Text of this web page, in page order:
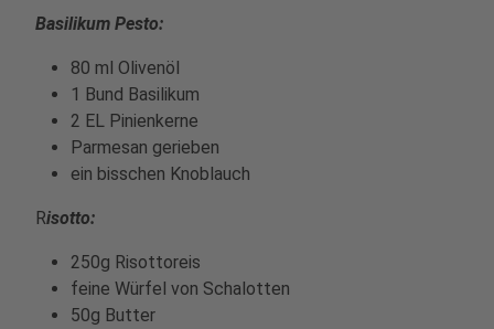
Basilikum Pesto:
80 ml Olivenöl
1 Bund Basilikum
2 EL Pinienkerne
Parmesan gerieben
ein bisschen Knoblauch
Risotto:
250g Risottoreis
feine Würfel von Schalotten
50g Butter